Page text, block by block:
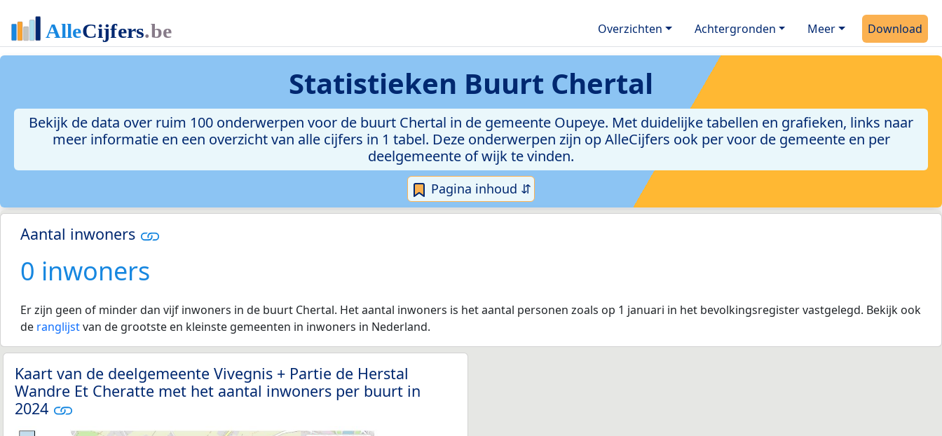
Overzichten Achtergronden Meer Download
Statistieken Buurt Chertal
Bekijk de data over ruim 100 onderwerpen voor de buurt Chertal in de gemeente Oupeye. Met duidelijke tabellen en grafieken, links naar
meer informatie en een overzicht van alle cijfers in 1 tabel. Deze onderwerpen zijn op AlleCijfers ook per voor de gemeente en per
deelgemeente of wijk te vinden.
Pagina inhoud ⇵
Aantal inwoners
0 inwoners
Er zijn geen of minder dan vijf inwoners in de buurt Chertal. Het aantal inwoners is het aantal personen zoals op 1 januari in het bevolkingsregister vastgelegd. Bekijk ook
de ranglijstvan de grootste en kleinste gemeenten in inwoners in Nederland.
Kaart van de deelgemeente Vivegnis + Partie de Herstal
Wandre Et Cheratte met het aantal inwoners per buurt in
2024